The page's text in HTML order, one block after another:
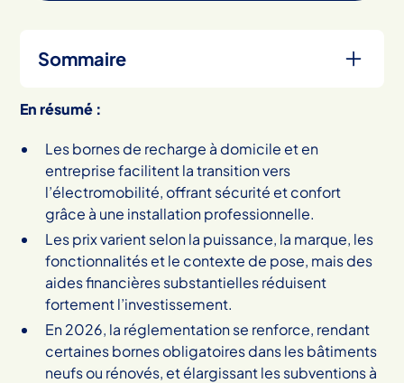
Sommaire
Heading 2
En résumé :
Les bornes de recharge à domicile et en
entreprise facilitent la transition vers
l’électromobilité, offrant sécurité et confort
grâce à une installation professionnelle.
Les prix varient selon la puissance, la marque, les
fonctionnalités et le contexte de pose, mais des
aides financières substantielles réduisent
fortement l’investissement.
En 2026, la réglementation se renforce, rendant
certaines bornes obligatoires dans les bâtiments
neufs ou rénovés, et élargissant les subventions à